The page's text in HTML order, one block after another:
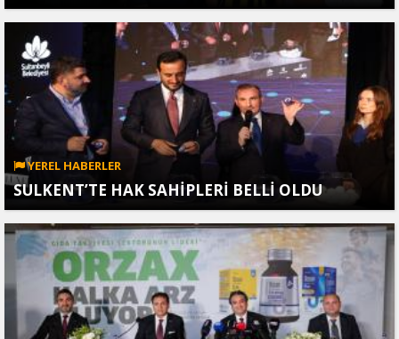
YEREL HABERLER
SULKENT’TE HAK SAHİPLERİ BELLİ OLDU